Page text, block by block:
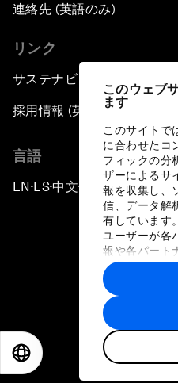
このウェブ
ます
このサイトで
に合わせたコ
フィックの分
ザーによるサ
報を収集し、
信、データ解
有しています
ユーザーが各
報や各パート
に収集された
トナーによっ
す。
連絡先 (英語のみ)
リンク
サステナビリティへの取り組
採用情報 (英語のみ)
言語
EN ▪ES▪中文▪ 日本語
プライバシーポ
サイ
©
世界